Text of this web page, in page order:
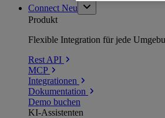
Connect Neu
Produkt
Flexible Integration für jede
Rest API
MCP
Integrationen
Dokumentation
Demo buchen
KI-Assistenten